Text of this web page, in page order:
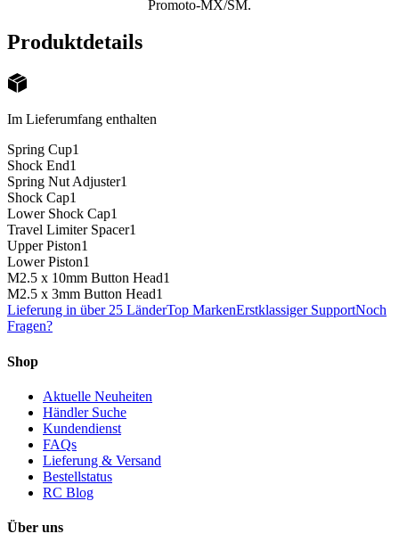
Promoto-MX/SM.
Produktdetails
Im Lieferumfang enthalten
Spring Cup1
Shock End1
Spring Nut Adjuster1
Shock Cap1
Lower Shock Cap1
Travel Limiter Spacer1
Upper Piston1
Lower Piston1
M2.5 x 10mm Button Head1
M2.5 x 3mm Button Head1
Lieferung in über 25 LänderTop MarkenErstklassiger SupportNoch
Fragen?
Shop
Aktuelle Neuheiten
Händler Suche
Kundendienst
FAQs
Lieferung & Versand
Bestellstatus
RC Blog
Über uns